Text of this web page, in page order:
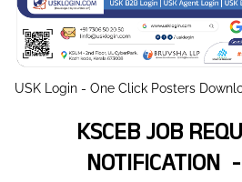
USK Login - One Click Posters
KSCEB JOB
NOTIFICATION